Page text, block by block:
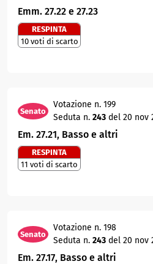
Emm. 27.22 e 27.23
RESPINTA
10 voti di scarto
Senato
Votazione n. 199
Seduta n. 243 del 20 nov
Em. 27.21, Basso e altri
RESPINTA
11 voti di scarto
Senato
Votazione n. 198
Seduta n. 243 del 20 nov
Em. 27.17, Basso e altri